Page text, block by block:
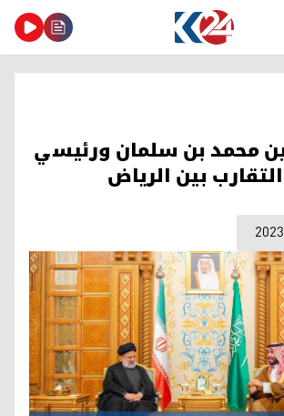
محمد بن سلمان ورئيسي
بين الرياض